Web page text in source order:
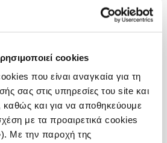
cookies
που είναι αναγκαία για τη
σας στις υπηρεσίες του site και
και για να αποθηκεύουμε
με τα προαιρετικά cookies
Με την παροχή της
προς όφελος της
επιστημονικής έρευνας και
εγχείρημα που θα
και διάδοση σημαντικής
γεγονότων που αποτελούν
ιστορίας.
στόχου θα ακολουθηθούν